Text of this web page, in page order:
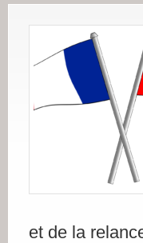
et de la